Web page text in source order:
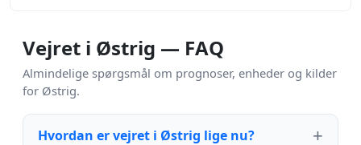
Vejret i Østrig — FAQ
Almindelige spørgsmål om prognoser, enheder og kilder
for Østrig.
Hvordan er vejret i Østrig lige nu?